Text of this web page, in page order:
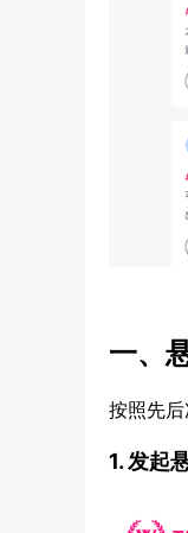
一、
按照先
1. 发起